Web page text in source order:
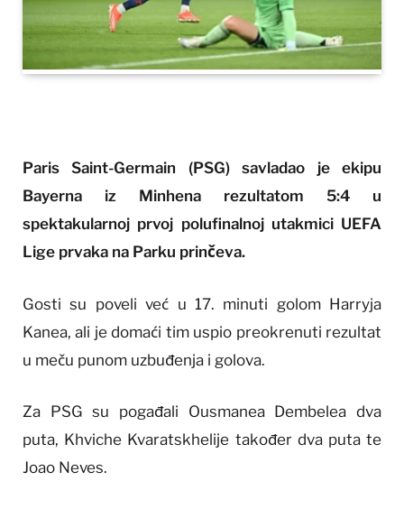
Paris Saint-Germain (PSG) savladao je ekipu
Bayerna iz Minhena rezultatom 5:4 u
spektakularnoj prvoj polufinalnoj utakmici UEFA
Lige prvaka na Parku prinčeva.
Gosti su poveli već u 17. minuti golom Harryja
Kanea, ali je domaći tim uspio preokrenuti rezultat
u meču punom uzbuđenja i golova.
Za PSG su pogađali Ousmanea Dembelea dva
puta, Khviche Kvaratskhelije također dva puta te
Joao Neves.